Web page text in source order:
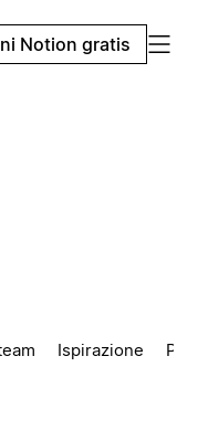
Notion gratis
Ispirazione